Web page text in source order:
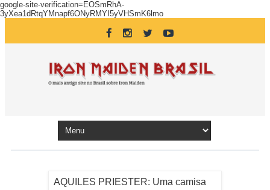
google-site-verification=EOSmRhA-
3yXea1dRtqYMnapf6ONyRMYI5yVHSmK6lmo
AQUILES PRIESTER: Uma camisa